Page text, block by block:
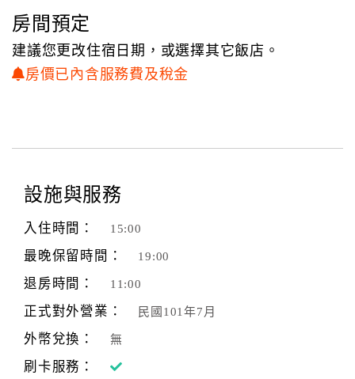
地
圖
顧
顧
客
滿
度
訂
單
理
題比較多，前前後後共花了十個月的時間才完成。從打除、
水電、泥作、木作到最後的粉刷、陳設佈置，全都是親自構
思挑選、跟師傅溝通配合施作，憲哥更是全職在工地監工，
兮兮回家，雖然身體很疲累，但是我們做得很開心很滿足，
更是很踏實很有成就感。
就在喧囂的花蓮市區，有個可以讓您緩下腳步的地方如同歐
洲小鎮般的悠閒，
期待您來發掘每個用心佈置的角落。
房間預定
建議您更改住宿日期，或選擇其它飯店。
房價已內含服務費及稅金
設施與服務
入住時間： 15:00
最晚保留時間： 19:00
退房時間： 11:00
正式對外營業： 民國101年7月
外幣兌換： 無
刷卡服務：